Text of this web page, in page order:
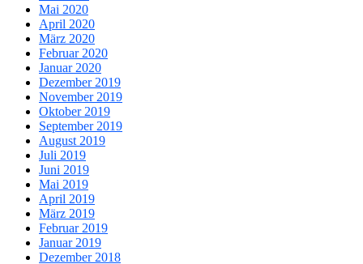
Mai 2020
April 2020
März 2020
Februar 2020
Januar 2020
Dezember 2019
November 2019
Oktober 2019
September 2019
August 2019
Juli 2019
Juni 2019
Mai 2019
April 2019
März 2019
Februar 2019
Januar 2019
Dezember 2018